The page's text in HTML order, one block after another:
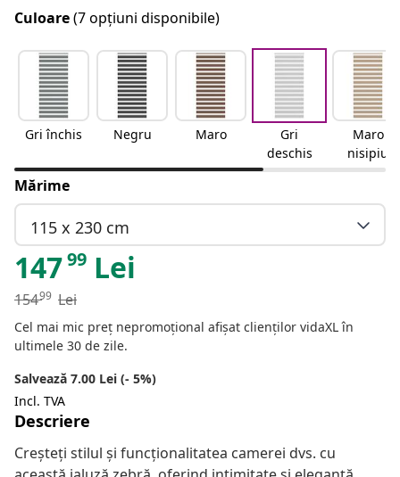
Culoare(7 opțiuni disponibile)
Gri închis Negru Maro
Gri
deschis
Maro
nisipiu
Mărime
115 x 230 cm
14799 Lei
15499 Lei
Cel mai mic preț nepromoțional afișat clienților vidaXL în
ultimele 30 de zile.
Salvează 7.00 Lei (- 5%)
Incl. TVA
Descriere
Creșteți stilul și funcționalitatea camerei dvs. cu